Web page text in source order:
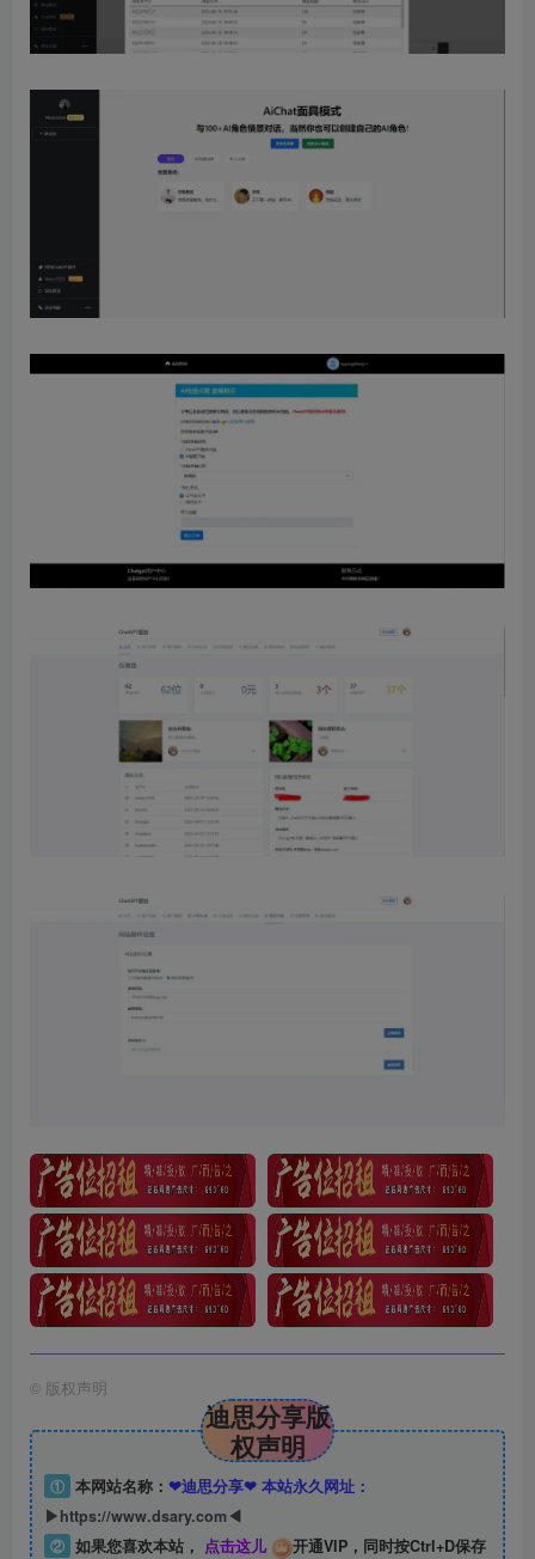
© 版权声明
迪思分享版
权声明
① 本网站名称： ❤迪思分享❤ 本站永久网址：
▶https://www.dsary.com◀
② 如果您喜欢本站， 点击这儿
开通VIP，同时按Ctrl+D保存